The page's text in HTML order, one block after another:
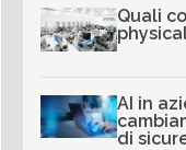
Quali
AI in
di